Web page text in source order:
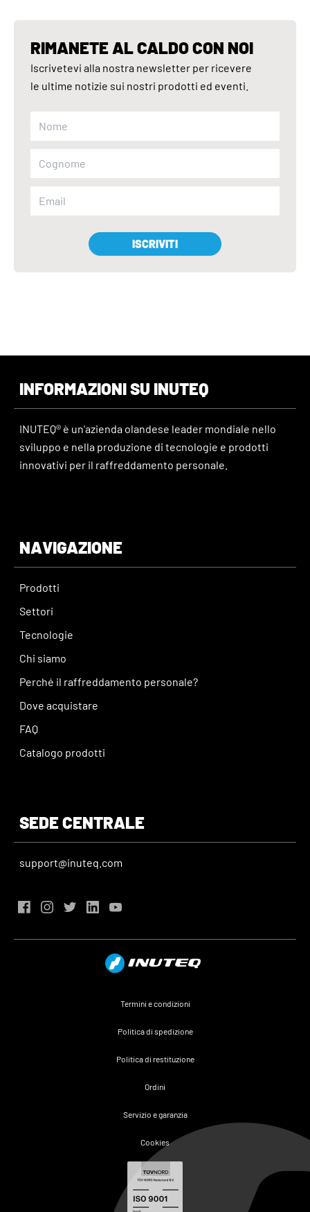
RIMANETE AL CALDO CON NOI
Iscrivetevi alla nostra newsletter per ricevere
le ultime notizie sui nostri prodotti ed eventi.
ISCRIVITI
INFORMAZIONI SU INUTEQ
INUTEQ® è un'azienda olandese leader mondiale nello
sviluppo e nella produzione di tecnologie e prodotti
innovativi per il raffreddamento personale.
NAVIGAZIONE
Prodotti
Settori
Tecnologie
Chi siamo
Perché il raffreddamento personale?
Dove acquistare
FAQ
Catalogo prodotti
SEDE CENTRALE
support@inuteq.com
Termini e condizioni
Politica di spedizione
Politica di restituzione
Ordini
Servizio e garanzia
Cookies